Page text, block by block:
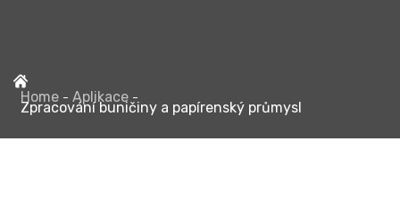
Home Aplikace
Zpracování buničiny a papírenský průmysl